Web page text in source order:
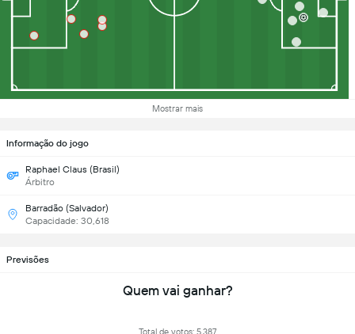
Mostrar mais
Informação do jogo
Raphael Claus (Brasil)
Árbitro
Barradão (Salvador)
Capacidade: 30,618
Previsões
Quem vai ganhar?